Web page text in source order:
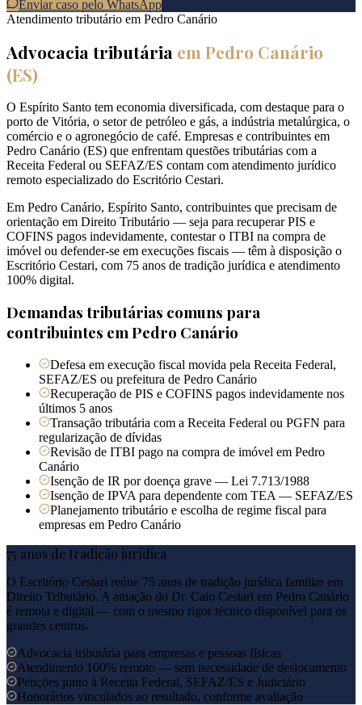
Enviar caso pelo WhatsApp
Atendimento tributário em Pedro Canário
Advocacia tributária em Pedro Canário
(ES)
O Espírito Santo tem economia diversificada, com destaque para o
porto de Vitória, o setor de petróleo e gás, a indústria metalúrgica, o
comércio e o agronegócio de café. Empresas e contribuintes em
Pedro Canário (ES) que enfrentam questões tributárias com a
Receita Federal ou SEFAZ/ES contam com atendimento jurídico
remoto especializado do Escritório Cestari.
Em Pedro Canário, Espírito Santo, contribuintes que precisam de
orientação em Direito Tributário — seja para recuperar PIS e
COFINS pagos indevidamente, contestar o ITBI na compra de
imóvel ou defender-se em execuções fiscais — têm à disposição o
Escritório Cestari, com 75 anos de tradição jurídica e atendimento
100% digital.
Demandas tributárias comuns para
contribuintes emPedro Canário
Defesa em execução fiscal movida pela Receita Federal,
SEFAZ/ES ou prefeitura de Pedro Canário
Recuperação de PIS e COFINS pagos indevidamente nos
últimos 5 anos
Transação tributária com a Receita Federal ou PGFN para
regularização de dívidas
Revisão de ITBI pago na compra de imóvel em Pedro
Canário
Isenção de IR por doença grave — Lei 7.713/1988
Isenção de IPVA para dependente com TEA — SEFAZ/ES
Planejamento tributário e escolha de regime fiscal para
empresas em Pedro Canário
75 anos de tradição jurídica
O Escritório Cestari reúne 75 anos de tradição jurídica familiar em
Direito Tributário. A atuação do Dr. Caio Cestari em Pedro Canário
é remota e digital — com o mesmo rigor técnico disponível para os
grandes centros.
Advocacia tributária para empresas e pessoas físicas
Atendimento 100% remoto — sem necessidade de deslocamento
Petições junto à Receita Federal, SEFAZ/ES e Judiciário
Honorários vinculados ao resultado, conforme avaliação